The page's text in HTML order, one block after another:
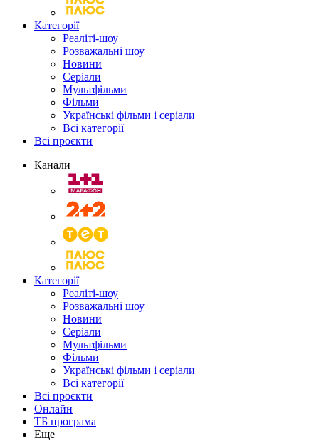
Категорії
Реаліті-шоу
Розважальні шоу
Новини
Серіали
Мультфільми
Фільми
Українські фільми і серіали
Всі категорії
Всі проєкти
Канали
Категорії
Реаліті-шоу
Розважальні шоу
Новини
Серіали
Мультфільми
Фільми
Українські фільми і серіали
Всі категорії
Всі проєкти
Онлайн
ТБ програма
Еще